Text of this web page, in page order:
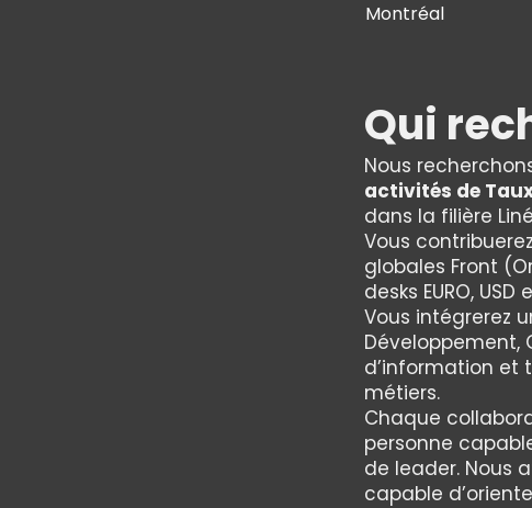
Montréal
Qui
Nous
activités de
dans la filière
Vous
globales Front
desks EURO, USD
Vous intégrerez
Développement,
d’information et
métiers.
Chaque
personne
de leader. Nous
capable